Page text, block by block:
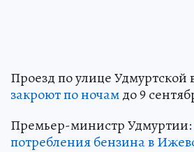
Проезд по улице Удмуртской
закроют по ночамдо 9
Премьер-министр Удмуртии:
потребления бензина в